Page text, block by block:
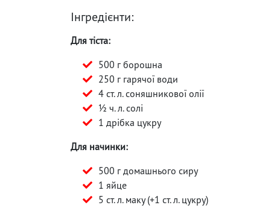
Інгредієнти:
Для тіста:
500 г борошна
250 г гарячої води
4 ст. л. соняшникової олії
½ ч. л. солі
1 дрібка цукру
Для начинки:
500 г домашнього сиру
1 яйце
5 ст. л. маку (+1 ст. л. цукру)